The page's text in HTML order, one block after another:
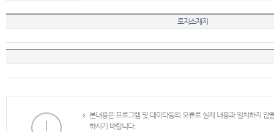
토지소재지
본내용은 프로그램 및 데이타등의 오류로 실제 내용과 일치하지
하시기 바랍니다.